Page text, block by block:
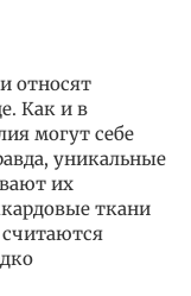
относят
Как и в
могут себе
уникальные
их
ткани